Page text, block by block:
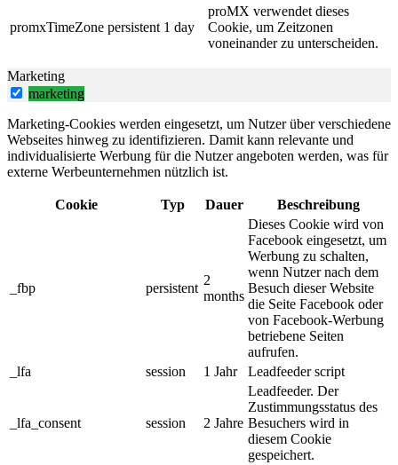
promxTimeZone persistent 1 day
proMX verwendet dieses
Cookie, um Zeitzonen
voneinander zu unterscheiden.
Marketing
marketing
Marketing-Cookies werden eingesetzt, um Nutzer über verschiedene
Webseites hinweg zu identifizieren. Damit kann relevante und
individualisierte Werbung für die Nutzer angeboten werden, was für
externe Werbeunternehmen nützlich ist.
Cookie Typ Dauer Beschreibung
_fbp persistent
2
months
Dieses Cookie wird von
Facebook eingesetzt, um
Werbung zu schalten,
wenn Nutzer nach dem
Besuch dieser Website
die Seite Facebook oder
von Facebook-Werbung
betriebene Seiten
aufrufen.
_lfa
session 1 Jahr Leadfeeder script
_lfa_consent session 2 Jahre
Leadfeeder. Der
Zustimmungsstatus des
Besuchers wird in
diesem Cookie
gespeichert.